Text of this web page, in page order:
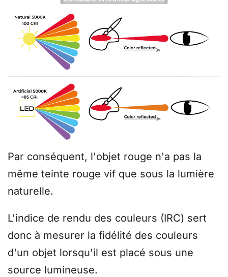
Par conséquent, l'objet rouge n'a pas la
même teinte rouge vif que sous la lumière
naturelle.
L'indice de rendu des couleurs (IRC) sert
donc à mesurer la fidélité des couleurs
d'un objet lorsqu'il est placé sous une
source lumineuse.